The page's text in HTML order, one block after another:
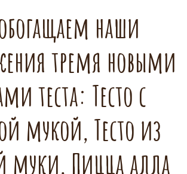
наши
тремя новыми
теста: Тесто с
мукой, Тесто из
муки, Пицца алла